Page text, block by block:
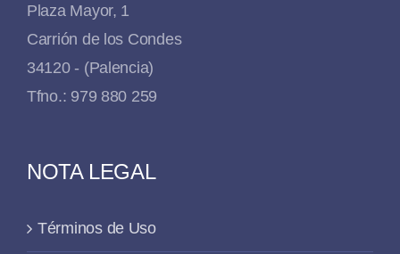
Plaza Mayor, 1
Carrión de los Condes
34120 - (Palencia)
Tfno.: 979 880 259
NOTA LEGAL
Términos de Uso